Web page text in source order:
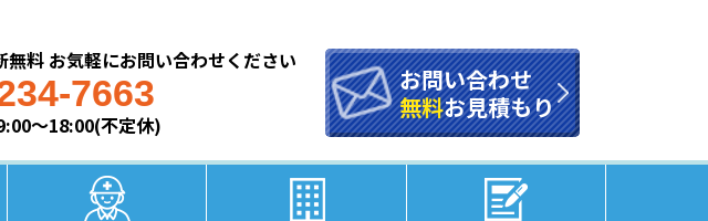
無料 お気軽にお問い合わせください
7663
～18:00(不定休)
お問い合わせ
無料お見積もり